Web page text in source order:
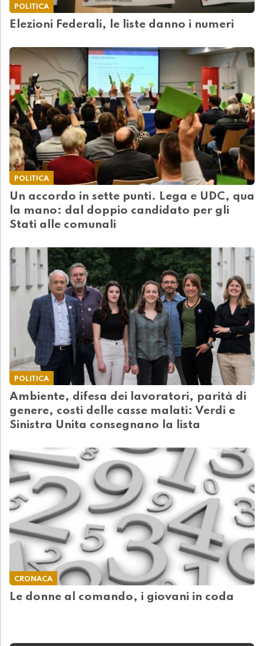
POLITICA
Elezioni Federali, le liste danno i numeri
POLITICA
Un accordo in sette punti. Lega e UDC, qua
la mano: dal doppio candidato per gli
Stati alle comunali
POLITICA
Ambiente, difesa dei lavoratori, parità di
genere, costi delle casse malati: Verdi e
Sinistra Unita consegnano la lista
CRONACA
Le donne al comando, i giovani in coda